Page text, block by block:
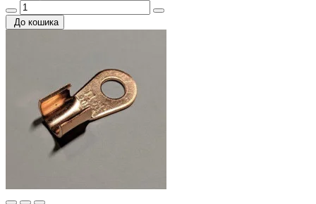
До кошика